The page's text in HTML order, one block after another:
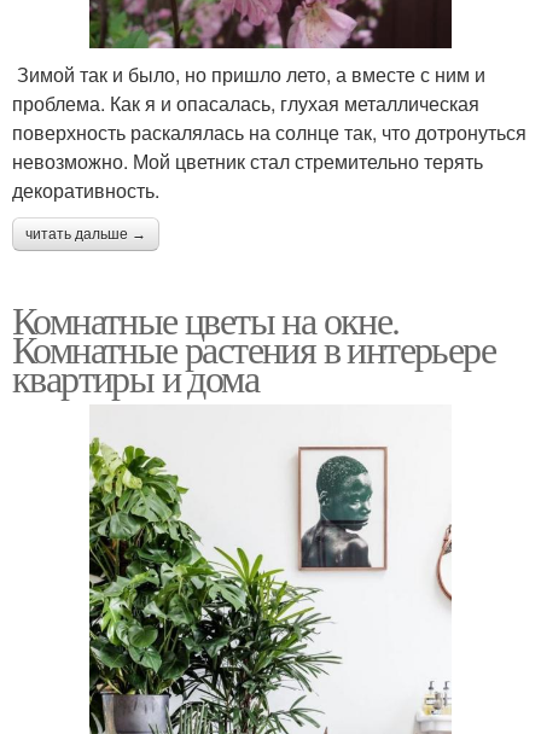
Зимой так и было, но пришло лето, а вместе с ним и
проблема. Как я и опасалась, глухая металлическая
поверхность раскалялась на солнце так, что дотронуться
невозможно. Мой цветник стал стремительно терять
декоративность.
читать дальше →
Комнатные цветы на окне.
Комнатные растения в интерьере
квартиры и дома